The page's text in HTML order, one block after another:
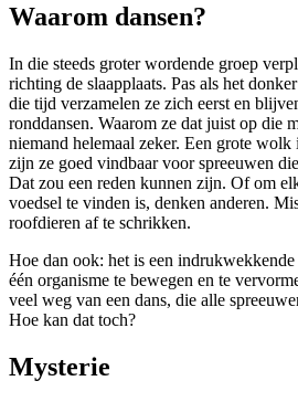
Waarom dansen?
In die steeds groter wordende groep
richting de slaapplaats. Pas als het
die tijd verzamelen ze zich eerst en
ronddansen. Waarom ze dat juist op die
niemand helemaal zeker. Een grote wolk
zijn ze goed vindbaar voor spreeuwen
Dat zou een reden kunnen zijn. Of om
voedsel te vinden is, denken anderen.
roofdieren af te schrikken.
Hoe dan ook: het is een
één organisme te bewegen en te
veel weg van een dans, die alle
Hoe kan dat toch?
Mysterie